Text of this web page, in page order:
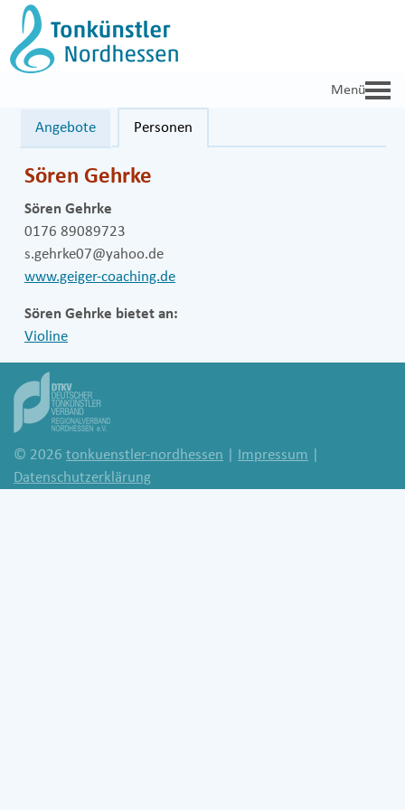
Zum
Inhalt
springen
Angebote Personen
Sören Gehrke
Sören Gehrke
0176 89089723
s.gehrke07@yahoo.de
www.geiger-coaching.de
Sören Gehrke bietet an:
Violine
© 2026 tonkuenstler-nordhessen Impressum
Datenschutzerklärung